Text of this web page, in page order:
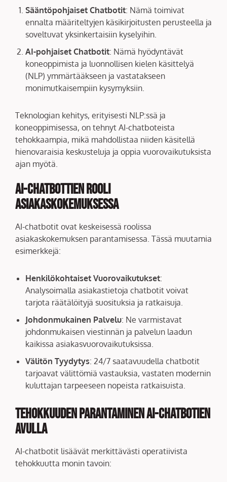
Sääntöpohjaiset Chatbotit: Nämä toimivat
ennalta määriteltyjen käsikirjoitusten perusteella ja
soveltuvat yksinkertaisiin kyselyihin.
AI-pohjaiset Chatbotit: Nämä hyödyntävät
koneoppimista ja luonnollisen kielen käsittelyä
(NLP) ymmärtääkseen ja vastatakseen
monimutkaisempiin kysymyksiin.
Teknologian kehitys, erityisesti NLP:ssä ja
koneoppimisessa, on tehnyt AI-chatboteista
tehokkaampia, mikä mahdollistaa niiden käsitellä
hienovaraisia keskusteluja ja oppia vuorovaikutuksista
ajan myötä.
AI-chatbottien Rooli
Asiakaskokemuksessa
AI-chatbotit ovat keskeisessä roolissa
asiakaskokemuksen parantamisessa. Tässä muutamia
esimerkkejä:
Henkilökohtaiset Vuorovaikutukset:
Analysoimalla asiakastietoja chatbotit voivat
tarjota räätälöityjä suosituksia ja ratkaisuja.
Johdonmukainen Palvelu: Ne varmistavat
johdonmukaisen viestinnän ja palvelun laadun
kaikissa asiakasvuorovaikutuksissa.
Välitön Tyydytys: 24/7 saatavuudella chatbotit
tarjoavat välittömiä vastauksia, vastaten modernin
kuluttajan tarpeeseen nopeista ratkaisuista.
Tehokkuuden Parantaminen AI-chatbotien
Avulla
AI-chatbotit lisäävät merkittävästi operatiivista
tehokkuutta monin tavoin: